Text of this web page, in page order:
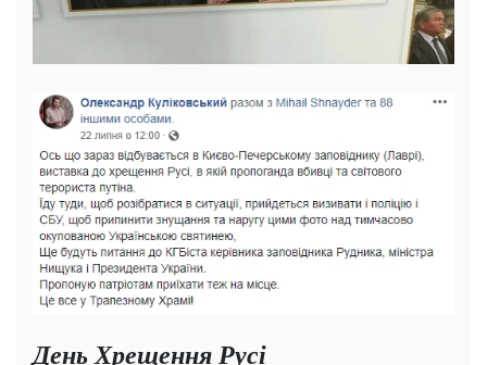
День Хрещення Русі